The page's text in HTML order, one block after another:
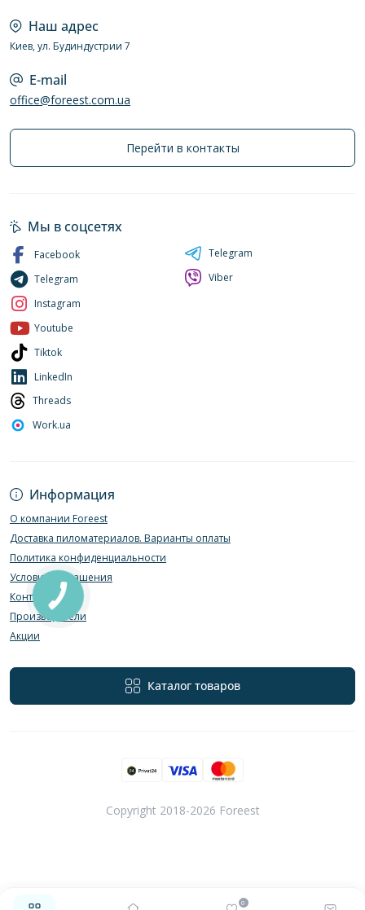
0
Наш адрес
Киев, ул. Будиндустрии 7
E-mail
office@foreest.com.ua
Перейти в контакты
Информация
О компании Foreest
Доставка пиломатериалов. Варианты оплаты
Политика конфиденциальности
Условия соглашения
Контакты
Производители
Акции
Каталог товаров
Мы в соцсетях
Facebook
Telegram
Instagram
Youtube
Tiktok
LinkedIn
Threads
Work.ua
Telegram
Viber
Copyright 2018-2026 Foreest